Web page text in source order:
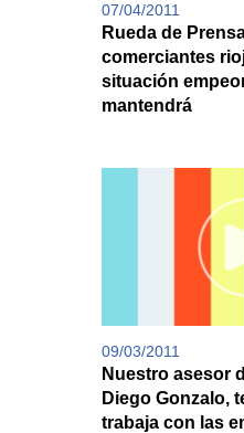
07/04/2011
Rueda de
comerciantes
situación
mantendrá
09/03/2011
Nuestro asesor
Diego Gonzalo,
trabaja con las